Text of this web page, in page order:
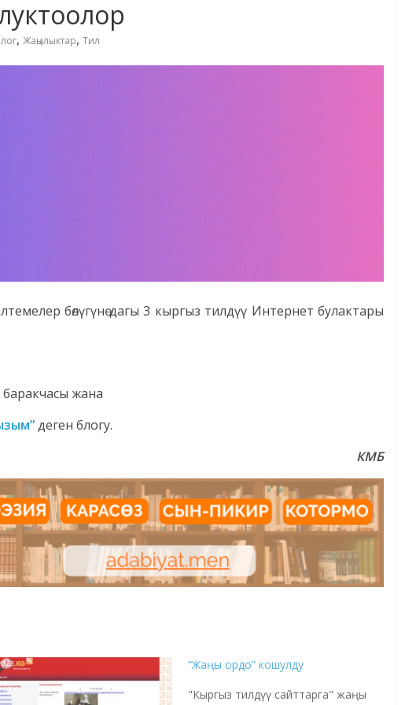
, Жаңылыктар, Тил
бөлүгүнө дагы 3 кыргыз тилдүү Интернет булактары
жана
деген блогу.
КМБ
“Жаңы ордо” кошулду
"Кыргыз тилдүү сайттарга" жаңы